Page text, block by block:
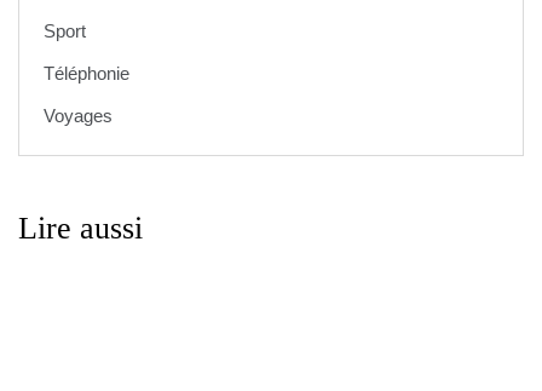
Sport
Téléphonie
Voyages
Lire aussi